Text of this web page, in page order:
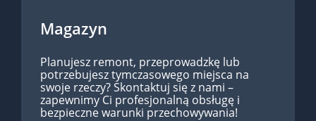
Magazyn
Planujesz remont, przeprowadzkę lub
potrzebujesz tymczasowego miejsca na
swoje rzeczy? Skontaktuj się z nami –
zapewnimy Ci profesjonalną obsługę i
bezpieczne warunki przechowywania!